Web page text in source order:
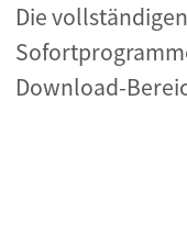
Die
Download-